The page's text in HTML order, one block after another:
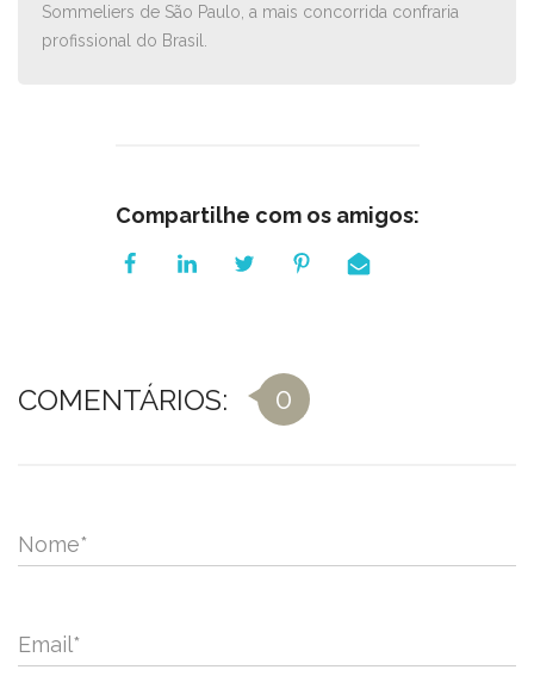
Sommeliers de São Paulo, a mais concorrida confraria
profissional do Brasil.
Compartilhe com os amigos:
COMENTÁRIOS: 0
Nome*
Email*